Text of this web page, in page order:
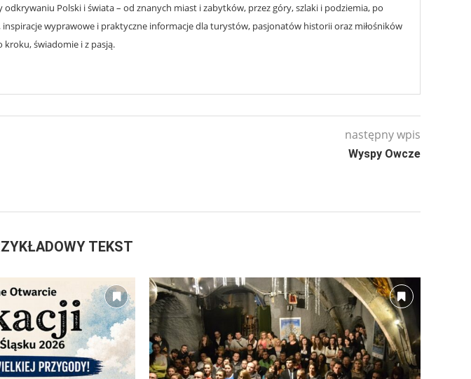
Polski i świata – od znanych miast i zabytków, przez góry, szlaki i podziemia, po
wyprawowe i praktyczne informacje dla turystów, pasjonatów historii oraz miłośników
świadomie i z pasją.
następny wpis
Wyspy Owcze
TEKST